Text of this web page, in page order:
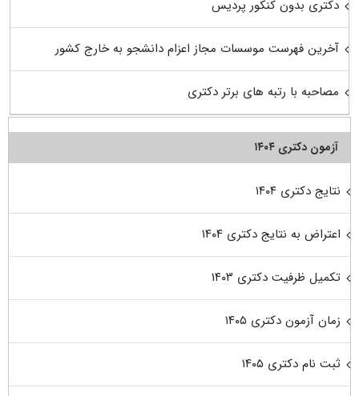
دکتری بدون کنکور پردیس
آخرین فهرست موسسات مجاز اعزام دانشجو به خارج کشور
مصاحبه با رتبه های برتر دکتری
آزمون دکتری ۱۴۰۴
نتایج دکتری ۱۴۰۴
اعتراض به نتایج دکتری ۱۴۰۴
تکمیل ظرفیت دکتری ۱۴۰۳
زمان آزمون دکتری ۱۴۰۵
ثبت نام دکتری ۱۴۰۵